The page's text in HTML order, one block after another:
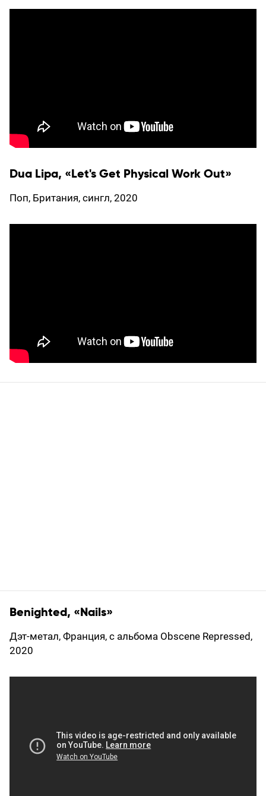
Dua Lipa, «Let's Get Physical Work Out»
Поп, Британия, сингл, 2020
Benighted, «Nails»
Дэт-метал, Франция, с альбома Obscene Repressed,
2020